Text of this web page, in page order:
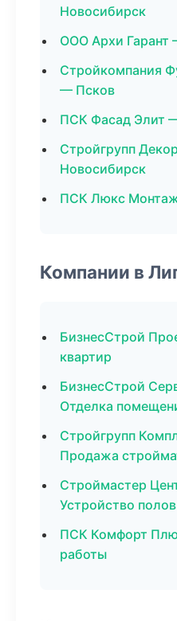
Новосибирск
ООО Архи Гарант
Стройкомпания
— Псков
ПСК Фасад Элит
Стройгрупп
Новосибирск
ПСК Люкс
Компании в
БизнесСтрой
квартир
БизнесСтрой
Отделка
Стройгрупп
Продажа
Строймастер
Устройство полов
ПСК Комфорт
работы